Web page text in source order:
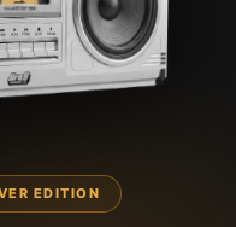
EDITION